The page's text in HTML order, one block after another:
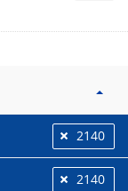
2140
2140